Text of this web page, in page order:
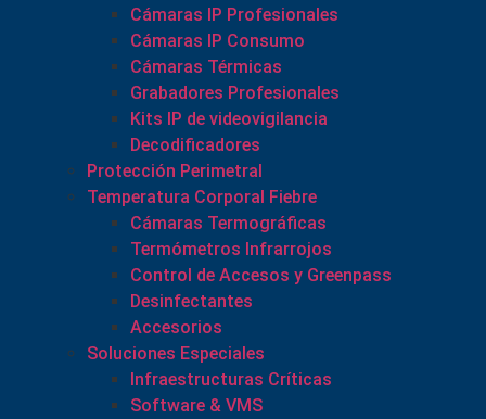
Cámaras IP Profesionales
Cámaras IP Consumo
Cámaras Térmicas
Grabadores Profesionales
Kits IP de videovigilancia
Decodificadores
Protección Perimetral
Temperatura Corporal Fiebre
Cámaras Termográficas
Termómetros Infrarrojos
Control de Accesos y Greenpass
Desinfectantes
Accesorios
Soluciones Especiales
Infraestructuras Críticas
Software & VMS